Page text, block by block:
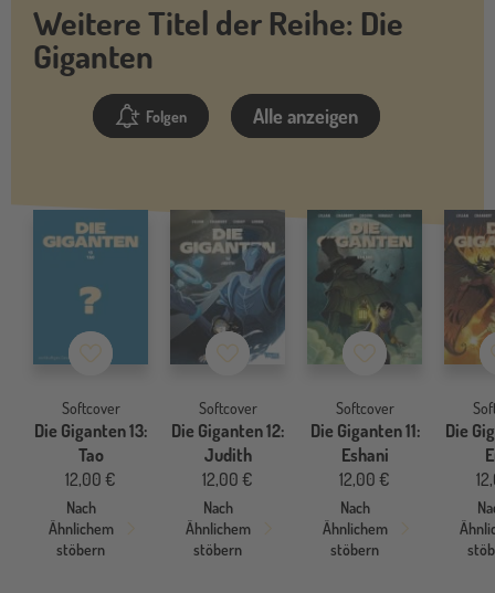
Weitere Titel der Reihe: Die
Giganten
Folgen Alle anzeigen
Merkzettel
Softcover
Die Giganten 13:
Tao
12,00 €
Nach
Ähnlichem
stöbern
Merkzettel
Softcover
Die Giganten 12:
Judith
12,00 €
Nach
Ähnlichem
stöbern
Merkzettel
Softcover
Die Giganten 11:
Eshani
12,00 €
Nach
Ähnlichem
stöbern
Die